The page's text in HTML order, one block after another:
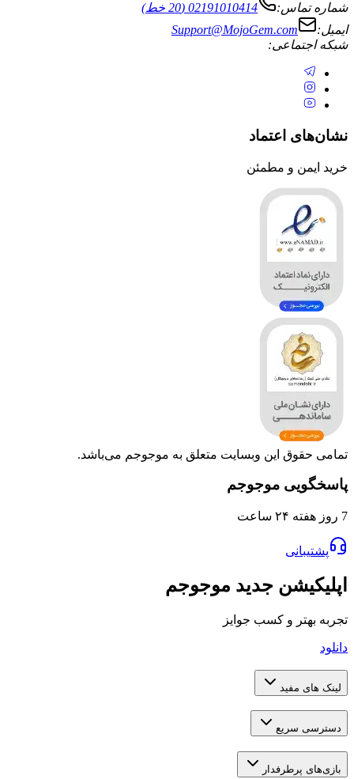
شماره تماس:
02191010414 (20 خط)
ایمیل:
Support@MojoGem.com
شبکه اجتماعی:
نشان‌های اعتماد
خرید ایمن و مطمئن
تمامی حقوق این وبسایت متعلق به موجوجم می‌باشد.
پاسخگویی موجوجم
7 روز هفته ۲۴ ساعت
پشتیبانی
اپلیکیشن جدید موجوجم
تجربه بهتر و کسب جوایز
دانلود
لینک های مفید
دسترسی سریع
بازی‌های پرطرفدار